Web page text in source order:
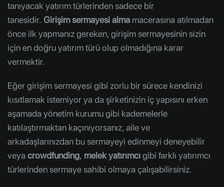
tanıyacak yatırım türlerinden sadece bir
tanesidir. Girişim sermayesi alma macerasına atılmadan
önce ilk yapmanız gereken, girişim sermayesinin sizin
için en doğru yatırım türü olup olmadığına karar
vermektir.
Eğer girişim sermayesi gibi zorlu bir sürece kendinizi
kısıtlamak istemiyor ya da şirketinizin iç yapısını erken
aşamada yönetim kurumu gibi kademelerle
katılaştırmaktan kaçınıyorsanız, aile ve
arkadaşlarınızdan bu sermayeyi edinmeyi deneyebilir
veya crowdfunding, melek yatırımcıgibi farklı yatırımcı
türlerinden sermaye sahibi olmaya çalışabilirsiniz.